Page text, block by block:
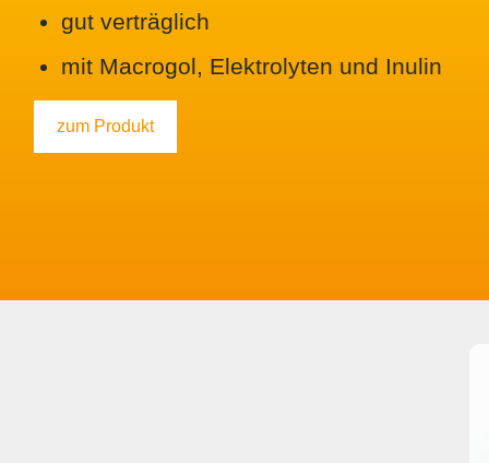
gut verträglich
mit Macrogol, Elektro­lyten und Inulin
zum Produkt